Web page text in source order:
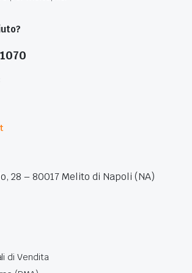
28 – 80017 Melito di Napoli (NA)
di Vendita